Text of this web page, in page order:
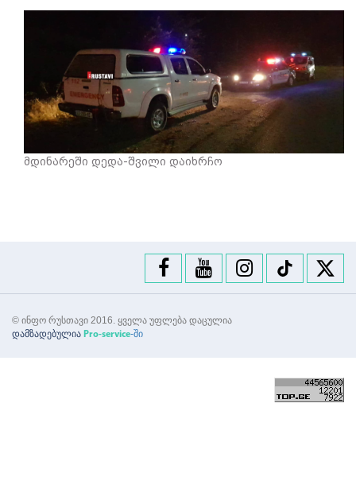
მდინარეში დედა-შვილი დაიხრჩო
© ინფო რუსთავი 2016. ყველა უფლება დაცულია
დამზადებულია Pro-service-ში